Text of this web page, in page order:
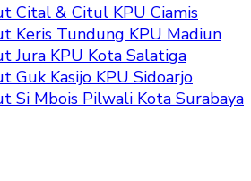
Cital & Citul KPU Ciamis
Keris Tundung KPU Madiun
Jura KPU Kota Salatiga
Guk Kasijo KPU Sidoarjo
Si Mbois Pilwali Kota Surabaya